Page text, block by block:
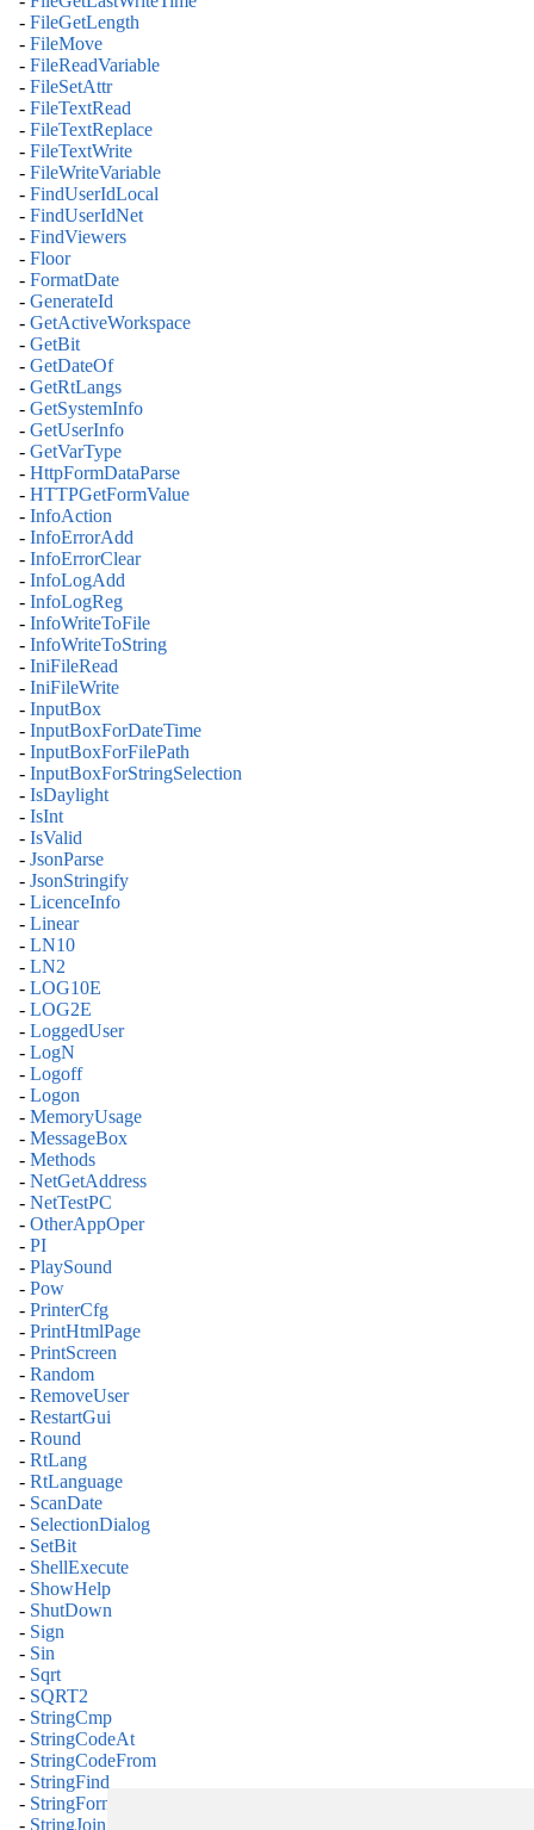
- FileGetLength
- FileMove
- FileReadVariable
- FileSetAttr
- FileTextRead
- FileTextReplace
- FileTextWrite
- FileWriteVariable
- FindUserIdLocal
- FindUserIdNet
- FindViewers
- Floor
- FormatDate
- GenerateId
- GetActiveWorkspace
- GetBit
- GetDateOf
- GetRtLangs
- GetSystemInfo
- GetUserInfo
- GetVarType
- HttpFormDataParse
- HTTPGetFormValue
- InfoAction
- InfoErrorAdd
- InfoErrorClear
- InfoLogAdd
- InfoLogReg
- InfoWriteToFile
- InfoWriteToString
- IniFileRead
- IniFileWrite
- InputBox
- InputBoxForDateTime
- InputBoxForFilePath
- InputBoxForStringSelection
- IsDaylight
- IsInt
- IsValid
- JsonParse
- JsonStringify
- LicenceInfo
- Linear
- LN10
- LN2
- LOG10E
- LOG2E
- LoggedUser
- LogN
- Logoff
- Logon
- MemoryUsage
- MessageBox
- Methods
- NetGetAddress
- NetTestPC
- OtherAppOper
- PI
- PlaySound
- Pow
- PrinterCfg
- PrintHtmlPage
- PrintScreen
- Random
- RemoveUser
- RestartGui
- Round
- RtLang
- RtLanguage
- ScanDate
- SelectionDialog
- SetBit
- ShellExecute
- ShowHelp
- ShutDown
- Sign
- Sin
- Sqrt
- SQRT2
- StringCmp
- StringCodeAt
- StringCodeFrom
- StringFind
- StringFormat
- StringJoin